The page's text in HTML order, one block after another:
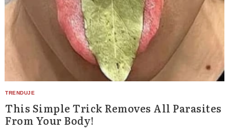
This Simple Trick Removes All Parasites
From Your Body!